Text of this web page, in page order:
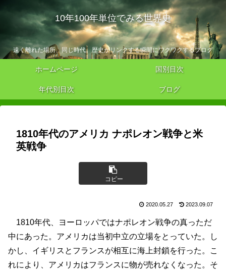
10年100年単位でみる世界史
遠く離れた場所、同じ時代。歴史がリンクする瞬間にワクワクするブログ
ホームページ 国別目次
年代別目次 ブログ
1810年代のアメリカ ナポレオン戦争と米
英戦争
コピー
2020.05.27 2023.09.07
1810年代、ヨーロッパではナポレオン戦争の真っただ
中にあった。アメリカは当初中立の立場をとっていた。し
かし、イギリスとフランスが相互に海上封鎖を行った。こ
れにより、アメリカはフランスに物が売れなくなった。そ